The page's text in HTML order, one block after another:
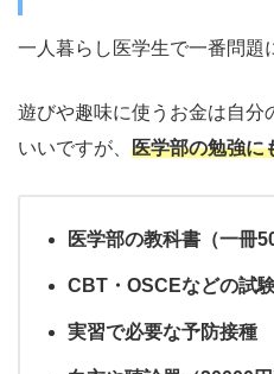
一人暮らし医学生で一番問題
遊びや趣味に使うお金は自分
いいですが、 医学部の勉強に
医学部の教科書（一冊
CBT・OSCEなどの試
実習で必要な予防接種